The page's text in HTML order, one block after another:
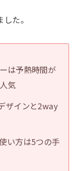
た。
は予熱時間が
気
ザインと2way
い方は5つの手